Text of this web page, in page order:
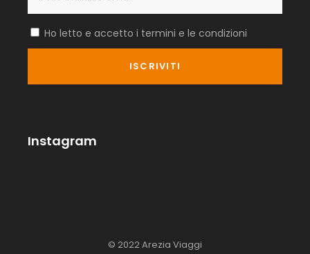
Ho letto e accetto i termini e le condizioni
Instagram
© 2022 Arezia Viaggi